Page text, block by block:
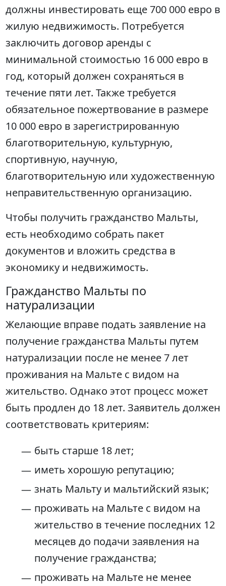
должны инвестировать еще 700 000 евро в
жилую недвижимость. Потребуется
заключить договор аренды с
минимальной стоимостью 16 000 евро в
год, который должен сохраняться в
течение пяти лет. Также требуется
обязательное пожертвование в размере
10 000 евро в зарегистрированную
благотворительную, культурную,
спортивную, научную,
благотворительную или художественную
неправительственную организацию.
Чтобы получить гражданство Мальты,
есть необходимо собрать пакет
документов и вложить средства в
экономику и недвижимость.
Гражданство Мальты по
натурализации
Желающие вправе подать заявление на
получение гражданства Мальты путем
натурализации после не менее 7 лет
проживания на Мальте с видом на
жительство. Однако этот процесс может
быть продлен до 18 лет. Заявитель должен
соответствовать критериям:
быть старше 18 лет;
иметь хорошую репутацию;
знать Мальту и мальтийский язык;
проживать на Мальте с видом на
жительство в течение последних 12
месяцев до подачи заявления на
получение гражданства;
проживать на Мальте не менее